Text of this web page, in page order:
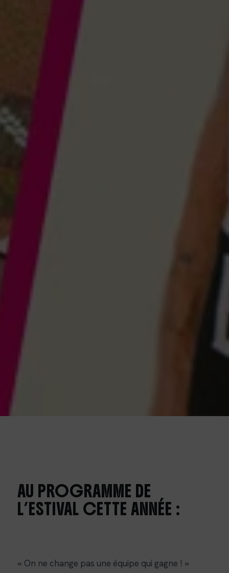
AU PROGRAMME DE
L’ESTIVAL CETTE ANNÉE :
« On ne change pas une équipe qui gagne ! »